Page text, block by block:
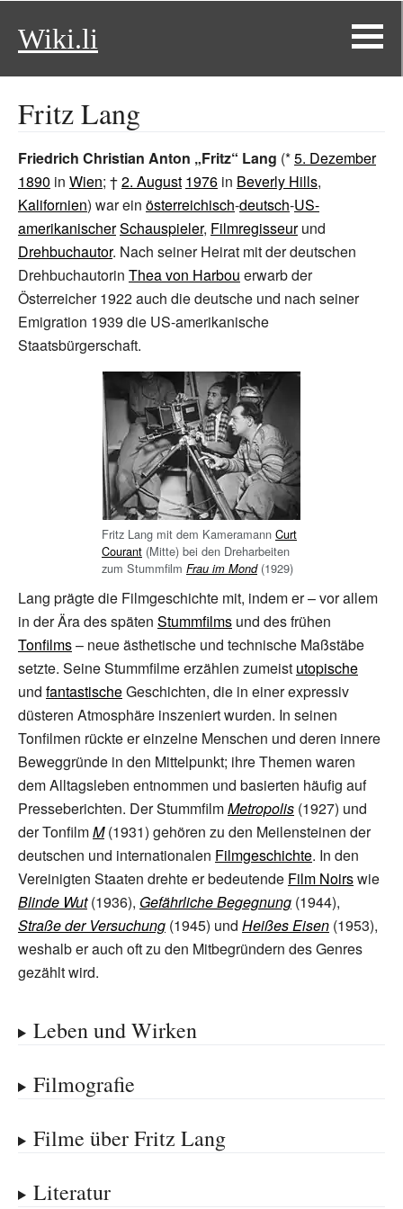
Wiki.li
Fritz Lang
Friedrich Christian Anton „Fritz“ Lang (*5. Dezember
1890 in Wien; †2. August 1976 in Beverly Hills,
Kalifornien) war ein österreichisch-deutsch-US-
amerikanischerSchauspieler, Filmregisseurund
Drehbuchautor. Nach seiner Heirat mit der deutschen
Drehbuchautorin Thea von Harbou erwarb der
Österreicher 1922 auch die deutsche und nach seiner
Emigration 1939 die US-amerikanische
Staatsbürgerschaft.
Fritz Lang mit dem Kameramann Curt
Courant (Mitte) bei den Dreharbeiten
zum Stummfilm Frau im Mond(1929)
Lang prägte die Filmgeschichte mit, indem er – vor allem
in der Ära des späten Stummfilms und des frühen
Tonfilms– neue ästhetische und technische Maßstäbe
setzte. Seine Stummfilme erzählen zumeist utopische
und fantastischeGeschichten, die in einer expressiv
düsteren Atmosphäre inszeniert wurden. In seinen
Tonfilmen rückte er einzelne Menschen und deren innere
Beweggründe in den Mittelpunkt; ihre Themen waren
dem Alltagsleben entnommen und basierten häufig auf
Presseberichten. Der StummfilmMetropolis (1927) und
der TonfilmM(1931) gehören zu den Meilensteinen der
deutschen und internationalen Filmgeschichte. In den
Vereinigten Staaten drehte er bedeutende Film Noirswie
Blinde Wut(1936), Gefährliche Begegnung (1944),
Straße der Versuchung (1945) und Heißes Eisen (1953),
weshalb er auch oft zu den Mitbegründern des Genres
gezählt wird.
Leben und Wirken
Filmografie
Filme über Fritz Lang
Literatur